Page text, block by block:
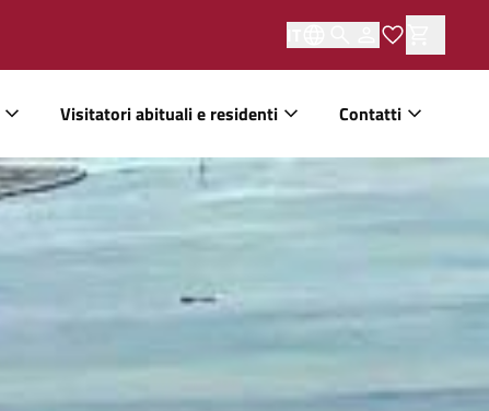
Visitatori abituali e residenti Contatti